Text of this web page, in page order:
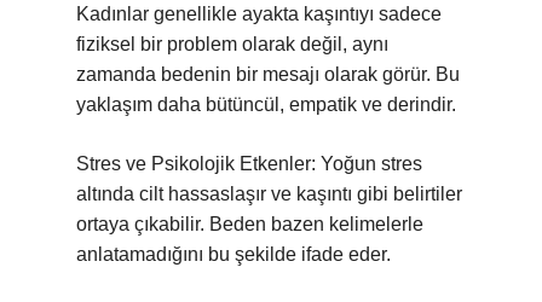
Kadınlar genellikle ayakta kaşıntıyı sadece
fiziksel bir problem olarak değil, aynı
zamanda bedenin bir mesajı olarak görür. Bu
yaklaşım daha bütüncül, empatik ve derindir.
Stres ve Psikolojik Etkenler: Yoğun stres
altında cilt hassaslaşır ve kaşıntı gibi belirtiler
ortaya çıkabilir. Beden bazen kelimelerle
anlatamadığını bu şekilde ifade eder.